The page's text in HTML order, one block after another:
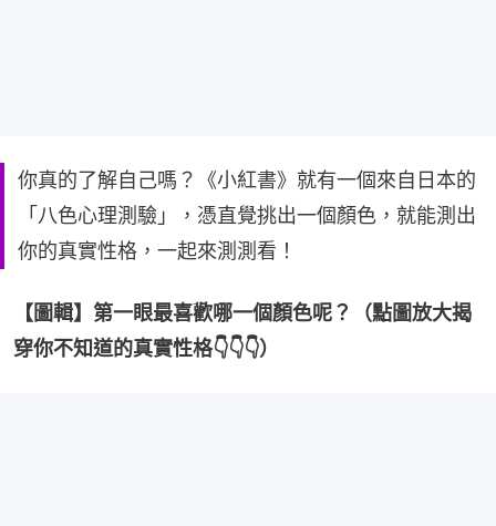
你真的了解自己嗎？《小紅書》就有一個來自日本的
「八色心理測驗」，憑直覺挑出一個顏色，就能測出
你的真實性格，一起來測測看！
【圖輯】第一眼最喜歡哪一個顏色呢？（點圖放大揭
穿你不知道的真實性格👇👇👇）